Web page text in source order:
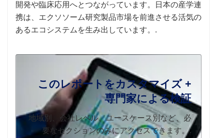
開発や臨床応用へとつながっています。日本の産学連
携は、エクソソーム研究製品市場を前進させる活気の
あるエコシステムを生み出しています。.
このレポートをカスタマイズ +
専門家による検証
地域別、会社レベル、ユースケース別など、必
要なセクションのみにアクセスできます。.